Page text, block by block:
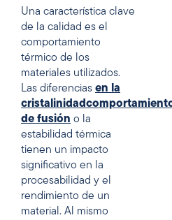
Una característica clave
de la calidad es el
comportamiento
térmico de los
materiales utilizados.
Las diferencias en la
cristalinidad
de fusión o la
estabilidad térmica
tienen un impacto
significativo en la
procesabilidad y el
rendimiento de un
material. Al mismo